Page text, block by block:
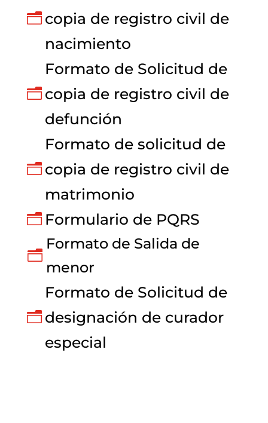
n copia de registro civil de
nacimiento
n
Formato de Solicitud de
copia de registro civil de
defunción
n
Formato de solicitud de
copia de registro civil de
matrimonio
n Formulario de PQRS
n
Formato de Salida de
menor
n
Formato de Solicitud de
designación de curador
especial